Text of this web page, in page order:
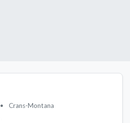
•
Crans-Montana